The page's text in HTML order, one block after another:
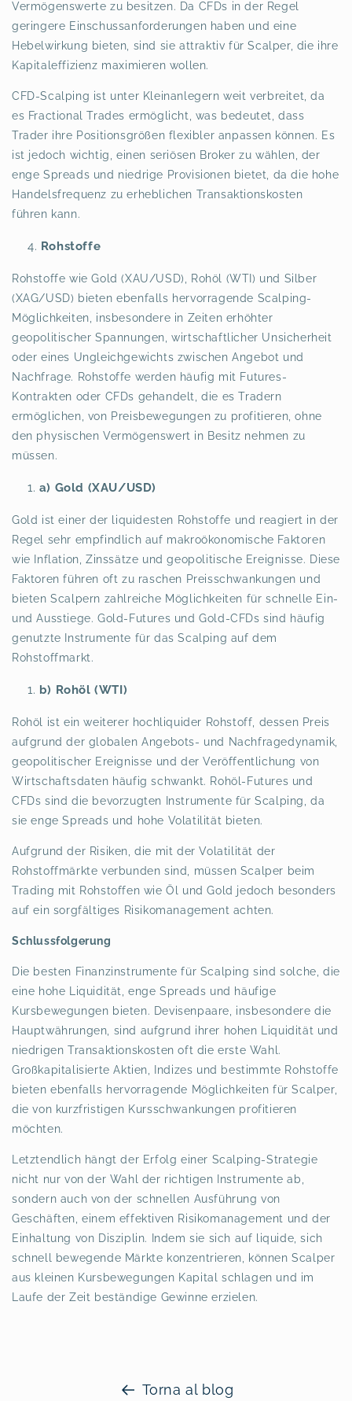
Vermögenswerte zu besitzen. Da CFDs in der Regel
geringere Einschussanforderungen haben und eine
Hebelwirkung bieten, sind sie attraktiv für Scalper, die ihre
Kapitaleffizienz maximieren wollen.
CFD-Scalping ist unter Kleinanlegern weit verbreitet, da
es Fractional Trades ermöglicht, was bedeutet, dass
Trader ihre Positionsgrößen flexibler anpassen können. Es
ist jedoch wichtig, einen seriösen Broker zu wählen, der
enge Spreads und niedrige Provisionen bietet, da die hohe
Handelsfrequenz zu erheblichen Transaktionskosten
führen kann.
Rohstoffe
Rohstoffe wie Gold (XAU/USD), Rohöl (WTI) und Silber
(XAG/USD) bieten ebenfalls hervorragende Scalping-
Möglichkeiten, insbesondere in Zeiten erhöhter
geopolitischer Spannungen, wirtschaftlicher Unsicherheit
oder eines Ungleichgewichts zwischen Angebot und
Nachfrage. Rohstoffe werden häufig mit Futures-
Kontrakten oder CFDs gehandelt, die es Tradern
ermöglichen, von Preisbewegungen zu profitieren, ohne
den physischen Vermögenswert in Besitz nehmen zu
müssen.
a) Gold (XAU/USD)
Gold ist einer der liquidesten Rohstoffe und reagiert in der
Regel sehr empfindlich auf makroökonomische Faktoren
wie Inflation, Zinssätze und geopolitische Ereignisse. Diese
Faktoren führen oft zu raschen Preisschwankungen und
bieten Scalpern zahlreiche Möglichkeiten für schnelle Ein-
und Ausstiege. Gold-Futures und Gold-CFDs sind häufig
genutzte Instrumente für das Scalping auf dem
Rohstoffmarkt.
b) Rohöl (WTI)
Rohöl ist ein weiterer hochliquider Rohstoff, dessen Preis
aufgrund der globalen Angebots- und Nachfragedynamik,
geopolitischer Ereignisse und der Veröffentlichung von
Wirtschaftsdaten häufig schwankt. Rohöl-Futures und
CFDs sind die bevorzugten Instrumente für Scalping, da
sie enge Spreads und hohe Volatilität bieten.
Aufgrund der Risiken, die mit der Volatilität der
Rohstoffmärkte verbunden sind, müssen Scalper beim
Trading mit Rohstoffen wie Öl und Gold jedoch besonders
auf ein sorgfältiges Risikomanagement achten.
Schlussfolgerung
Die besten Finanzinstrumente für Scalping sind solche, die
eine hohe Liquidität, enge Spreads und häufige
Kursbewegungen bieten. Devisenpaare, insbesondere die
Hauptwährungen, sind aufgrund ihrer hohen Liquidität und
niedrigen Transaktionskosten oft die erste Wahl.
Großkapitalisierte Aktien, Indizes und bestimmte Rohstoffe
bieten ebenfalls hervorragende Möglichkeiten für Scalper,
die von kurzfristigen Kursschwankungen profitieren
möchten.
Letztendlich hängt der Erfolg einer Scalping-Strategie
nicht nur von der Wahl der richtigen Instrumente ab,
sondern auch von der schnellen Ausführung von
Geschäften, einem effektiven Risikomanagement und der
Einhaltung von Disziplin. Indem sie sich auf liquide, sich
schnell bewegende Märkte konzentrieren, können Scalper
aus kleinen Kursbewegungen Kapital schlagen und im
Laufe der Zeit beständige Gewinne erzielen.
Torna al blog